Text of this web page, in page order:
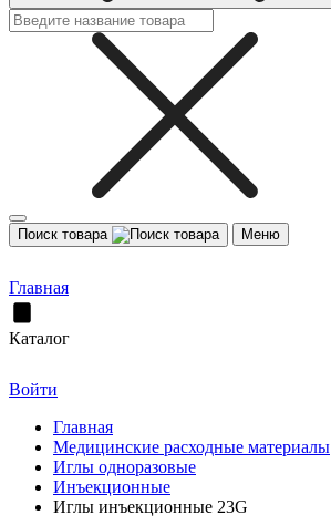
Поиск товара Меню
Главная
Каталог
Войти
Главная
Медицинские расходные материалы
Иглы одноразовые
Инъекционные
Иглы инъекционные 23G